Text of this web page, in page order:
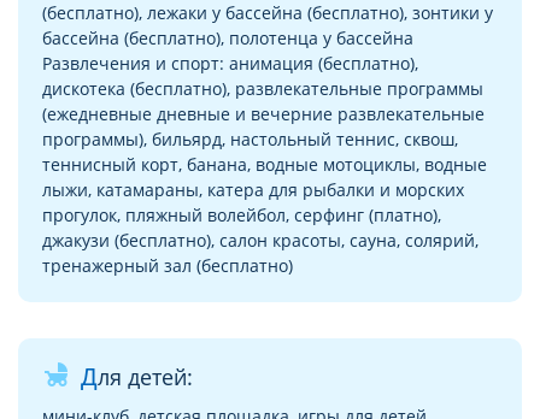
(бесплатно), лежаки у бассейна (бесплатно), зонтики у
бассейна (бесплатно), полотенца у бассейна
Развлечения и спорт: анимация (бесплатно),
дискотека (бесплатно), развлекательные программы
(ежедневные дневные и вечерние развлекательные
программы), бильярд, настольный теннис, сквош,
теннисный корт, банана, водные мотоциклы, водные
лыжи, катамараны, катера для рыбалки и морских
прогулок, пляжный волейбол, серфинг (платно),
джакузи (бесплатно), салон красоты, сауна, солярий,
тренажерный зал (бесплатно)
child_friendly Для детей: